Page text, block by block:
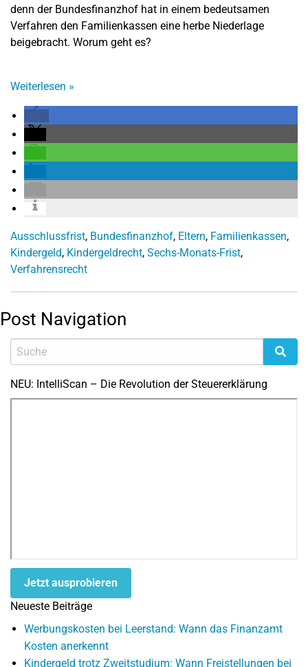
denn der Bundesfinanzhof hat in einem bedeutsamen
Verfahren den Familienkassen eine herbe Niederlage
beigebracht. Worum geht es?
Weiterlesen »
Ausschlussfrist, Bundesfinanzhof, Eltern, Familienkassen,
Kindergeld, Kindergeldrecht, Sechs-Monats-Frist,
Verfahrensrecht
Post Navigation
NEU: IntelliScan – Die Revolution der Steuererklärung
Jetzt ausprobieren
Neueste Beiträge
Werbungskosten bei Leerstand: Wann das Finanzamt
Kosten anerkennt
Kindergeld trotz Zweitstudium: Wann Freistellungen bei